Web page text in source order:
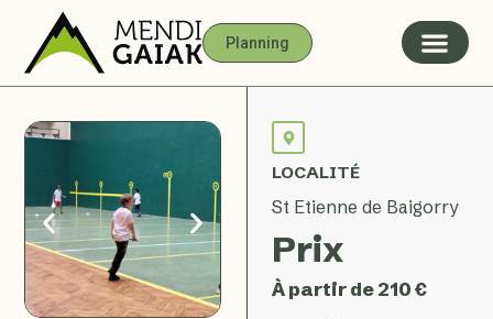
Planning
LOCALITÉ
St Etienne de Baigorry
Prix
À partir de 210 €